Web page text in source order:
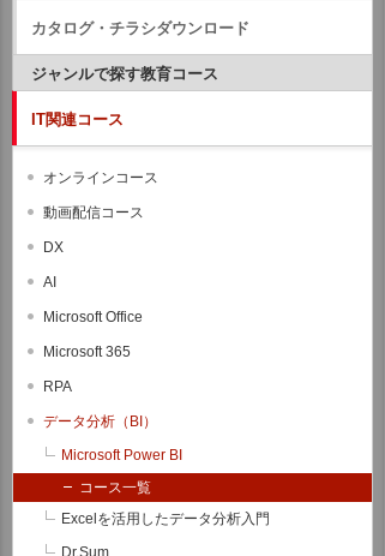
カタログ・チラシダウンロード
ジャンルで探す教育コース
IT関連コース
オンラインコース
動画配信コース
DX
AI
Microsoft Office
Microsoft 365
RPA
データ分析（BI）
Microsoft Power BI
コース一覧
Excelを活用したデータ分析入門
Dr.Sum